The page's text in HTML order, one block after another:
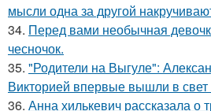
мысли одна за другой
34. Перед вами необычная
чесночок.
35. "Родители на Выгуле":
Викторией впервые вышли в
36. Анна хилькевич рассказала о